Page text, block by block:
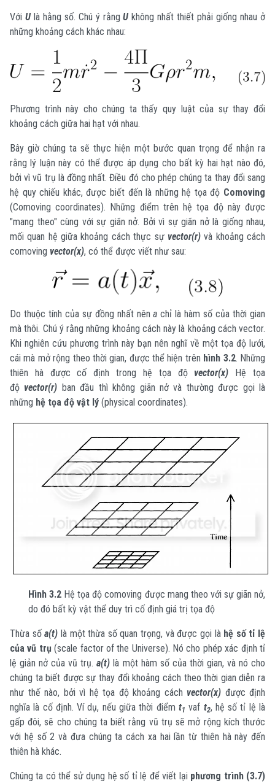
Với Ulà hằng số. Chú ý rằngUkhông nhất thiết phải giống nhau ở
những khoảng cách khác nhau:
Phương trình này cho chúng ta thấy quy luật của sự thay đổi
khoảng cách giữa hai hạt với nhau.
Bây giờ chúng ta sẽ thực hiện một bước quan trọng để nhận ra
rằng lý luận này có thể được áp dụng cho bất kỳ hai hạt nào đó,
bởi vì vũ trụ là đồng nhất. Điều đó cho phép chúng ta thay đổi sang
hệ quy chiếu khác, được biết đến là những hệ tọa độ Comoving
(Comoving coordinates). Những điểm trên hệ tọa độ này được
"mang theo" cùng với sự giãn nở. Bởi vì sự giãn nở là giống nhau,
mối quan hệ giữa khoảng cách thực sự vector(r)và khoảng cách
comoving vector(x), có thể được viết như sau:
Do thuộc tính của sự đồng nhất nêna chỉ là hàm số của thời gian
mà thôi. Chú ý rằng những khoảng cách này là khoảng cách vector.
Khi nghiên cứu phương trình này bạn nên nghĩ về một tọa độ lưới,
cái mà mở rộng theo thời gian, được thể hiện trên hình 3.2. Những
thiên hà được cố định trong hệ tọa độvector(x) Hệ tọa
độvector(r) ban đầu thì không giãn nở và thường được gọi là
những hệ tọa độ vật lý (physical coordinates).
Hình 3.2 Hệ tọa độ comoving được mang theo với sự giãn nở,
do đó bất kỳ vật thể duy trì cố định giá trị tọa độ
Thừa sốa(t) là một thừa số quan trọng, và được gọi là hệ số tỉ lệ
của vũ trụ (scale factor of the Universe). Nó cho phép xác định tỉ
lệ giản nở của vũ trụ.a(t) là một hàm số của thời gian, và nó cho
chúng ta biết được sự thay đổi khoảng cách theo thời gian diễn ra
như thế nào, bởi vì hệ tọa độ khoảng cách vector(x) được định
nghĩa là cố định. Ví dụ, nếu giữa thời điểm t1 vaf t2, hệ số tỉ lệ là
gấp đôi, sẽ cho chúng ta biết rằng vũ trụ sẽ mở rộng kích thước
với hệ số 2 và đưa chúng ta cách xa hai lần từ thiên hà này đến
thiên hà khác.
Chúng ta có thể sử dụng hệ số tỉ lệ để viết lại phương trình (3.7)